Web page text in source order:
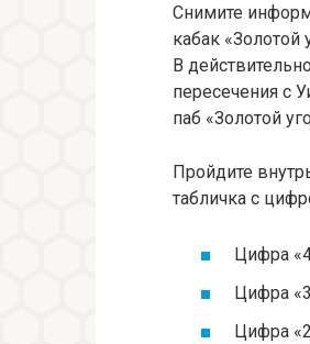
Снимите
кабак «Золотой
В
пересечения с
паб «Золотой
Пройдите
табличка с
Цифра
Цифра
Цифра